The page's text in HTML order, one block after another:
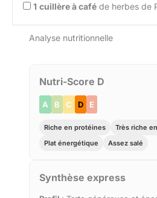
1 cuillère à café de herbes de
Analyse nutritionnelle
Nutri-Score D
A B C D E
Riche en protéines
Très riche
Plat énergétique
Assez salé
Synthèse express